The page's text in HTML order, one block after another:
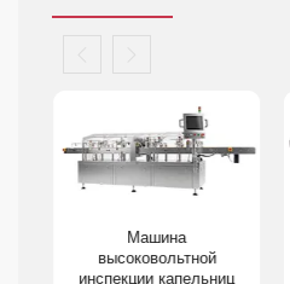
Машина
высоковольтной
инспекции капельниц